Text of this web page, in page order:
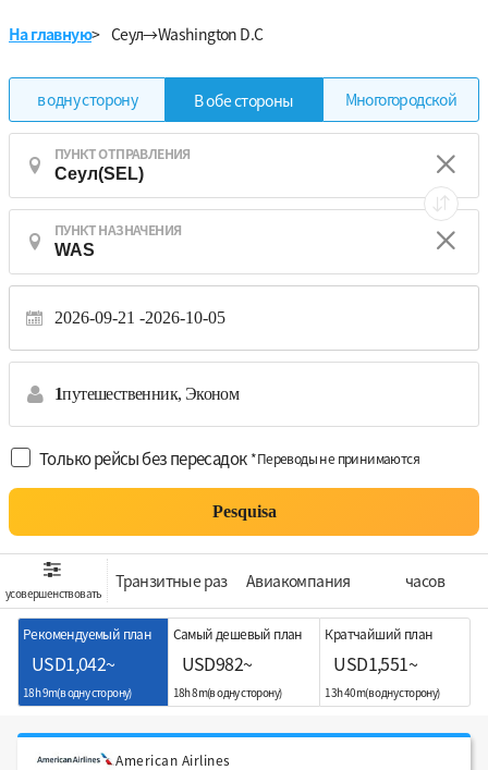
На главную> Сеул→Washington D.C
в одну сторону В обе стороны Многогородской
ПУНКТ ОТПРАВЛЕНИЯ
ПУНКТ НАЗНАЧЕНИЯ
2026-09-21 2026-10-05
1путешественник, Эконом
Только рейсы без пересадок *Переводы не принимаются
Pesquisa
усовершенствовать
Транзитные раз Aвиакомпания часов
Рекомендуемый план
USD1,042~
18h 9m(в одну сторону)
Самый дешевый план
USD982~
18h 8m(в одну сторону)
Кратчайший план
USD1,551~
13h 40m(в одну сторону)
American Airlines